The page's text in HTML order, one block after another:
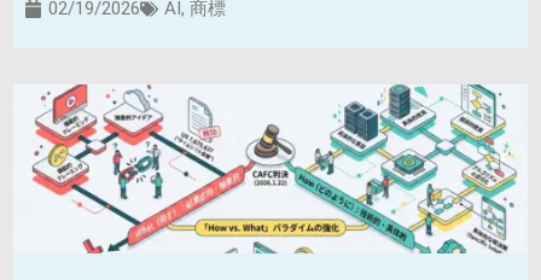
02/19/2026 AI , 商標